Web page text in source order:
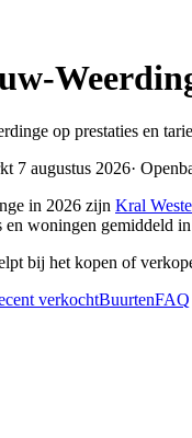
op prestaties en
7 augustus 2026·
in 2026 zijn Kral
woningen gemiddeld
bij het kopen of
verkochtBuurtenFAQ